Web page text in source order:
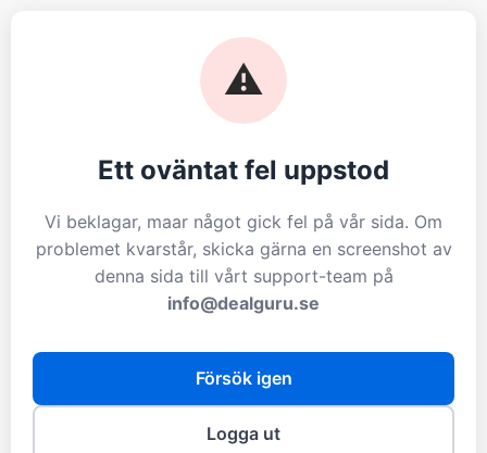
⚠️
Ett oväntat fel uppstod
Vi beklagar, maar något gick fel på vår sida. Om
problemet kvarstår, skicka gärna en screenshot av
denna sida till vårt support-team på
info@dealguru.se
Försök igen
Logga ut